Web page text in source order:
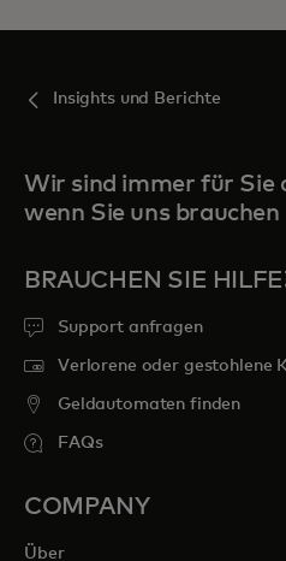
Insights und Berichte
Wir sind immer für Sie
wenn Sie uns brauchen
BRAUCHEN SIE
Support anfragen
Verlorene oder gestohlene
Geldautomaten finden
FAQs
COMPANY
Über